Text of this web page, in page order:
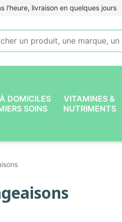
l'heure, livraison en quelques jours
DOMICILES
SOINS
VITAMINES &
NUTRIMENTS